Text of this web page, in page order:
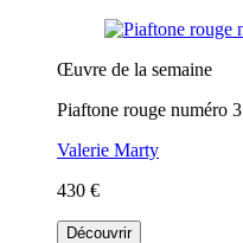
Œuvre de la semaine
Piaftone rouge numéro 3
Valerie Marty
430 €
Découvrir